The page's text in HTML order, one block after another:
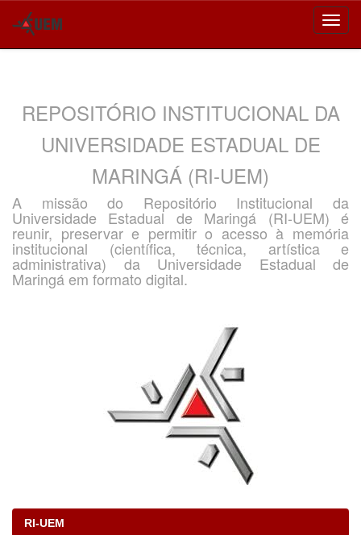
REPOSITÓRIO INSTITUCIONAL DA
UNIVERSIDADE ESTADUAL DE
MARINGÁ (RI-UEM)
A missão do Repositório Institucional da
Universidade Estadual de Maringá (RI-UEM) é
reunir, preservar e permitir o acesso à memória
institucional (científica, técnica, artística e
administrativa) da Universidade Estadual de
Maringá em formato digital.
RI-UEM